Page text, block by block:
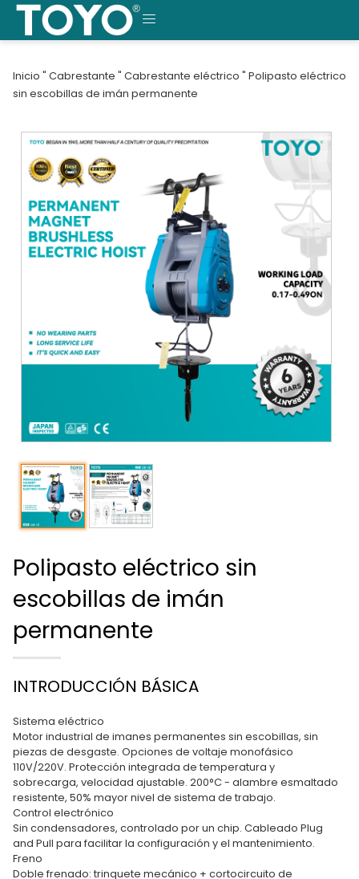
Saltar
contenido
MENÚ
Inicio " Cabrestante " Cabrestante eléctrico " Polipasto eléctrico
sin escobillas de imán permanente
Polipasto eléctrico sin
escobillas de imán
permanente
INTRODUCCIÓN BÁSICA
Sistema eléctrico
Motor industrial de imanes permanentes sin escobillas, sin
piezas de desgaste. Opciones de voltaje monofásico
110V/220V. Protección integrada de temperatura y
sobrecarga, velocidad ajustable. 200°C - alambre esmaltado
resistente, 50% mayor nivel de sistema de trabajo.
Control electrónico
Sin condensadores, controlado por un chip. Cableado Plug
and Pull para facilitar la configuración y el mantenimiento.
Freno
Doble frenado: trinquete mecánico + cortocircuito de